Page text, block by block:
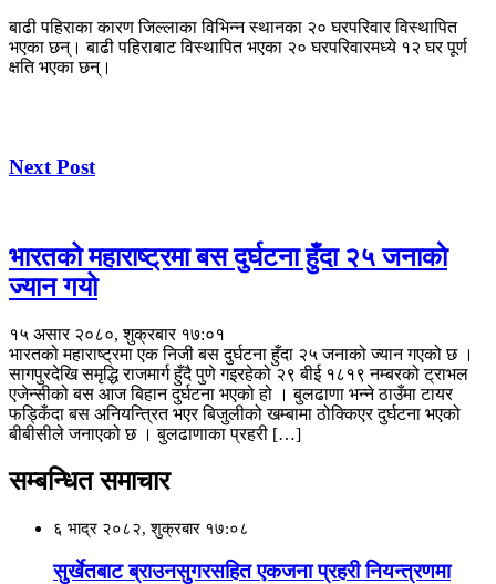
बाढी पहिराका कारण जिल्लाका विभिन्न स्थानका २० घरपरिवार विस्थापित
भएका छन्। बाढी पहिराबाट विस्थापित भएका २० घरपरिवारमध्ये १२ घर पूर्ण
क्षति भएका छन्।
Next Post
भारतको महाराष्ट्रमा बस दुर्घटना हुँदा २५ जनाकाे
ज्यान गयो
१५ असार २०८०, शुक्रबार १७:०१
भारतको महाराष्ट्रमा एक निजी बस दुर्घटना हुँदा २५ जनाको ज्यान गएको छ ।
सागपुरदेखि समृद्धि राजमार्ग हुँदै पुणे गइरहेको २९ बीई १८१९ नम्बरको ट्राभल
एजेन्सीको बस आज बिहान दुर्घटना भएको हो । बुलढाणा भन्ने ठाउँमा टायर
फड्किँदा बस अनियन्त्रित भएर बिजुलीको खम्बामा ठोक्किएर दुर्घटना भएको
बीबीसीले जनाएको छ । बुलढाणाका प्रहरी […]
सम्बन्धित समाचार
६ भाद्र २०८२, शुक्रबार १७:०८
सुर्खेतबाट ब्राउनसुगरसहित एकजना प्रहरी नियन्त्रणमा